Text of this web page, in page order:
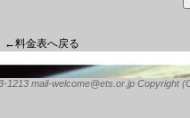
←料金表へ戻る
1213 mail-welcome@ets.or.jp Copyright